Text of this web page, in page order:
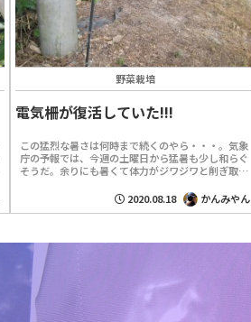
野菜栽培
電気柵が復活していた!!!
この猛烈な暑さは何時まで続くのやら・・・。気象
庁の予報では、今週の土曜日から猛暑も少し和らぐ
そうだ。余りにも暑くて体力がジワジワと削ぎ取ら
2020.08.18 かんみやん